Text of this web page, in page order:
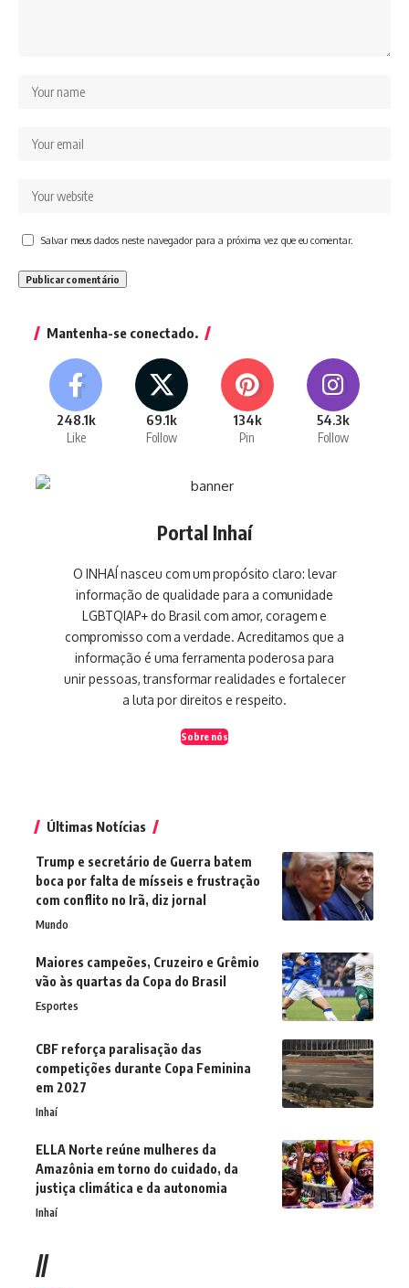
Salvar meus dados neste navegador para a próxima vez que eu comentar.
Mantenha-se conectado.
248.1k
Like
69.1k
Follow
134k
Pin
54.3k
Follow
Portal Inhaí
O INHAÍ nasceu com um propósito claro: levar
informação de qualidade para a comunidade
LGBTQIAP+ do Brasil com amor, coragem e
compromisso com a verdade. Acreditamos que a
informação é uma ferramenta poderosa para
unir pessoas, transformar realidades e fortalecer
a luta por direitos e respeito.
Sobre nós
Últimas Notícias
Trump e secretário de Guerra batem
boca por falta de mísseis e frustração
com conflito no Irã, diz jornal
Mundo
Maiores campeões, Cruzeiro e Grêmio
vão às quartas da Copa do Brasil
Esportes
CBF reforça paralisação das
competições durante Copa Feminina
em 2027
Inhaí
ELLA Norte reúne mulheres da
Amazônia em torno do cuidado, da
justiça climática e da autonomia
Inhaí
//